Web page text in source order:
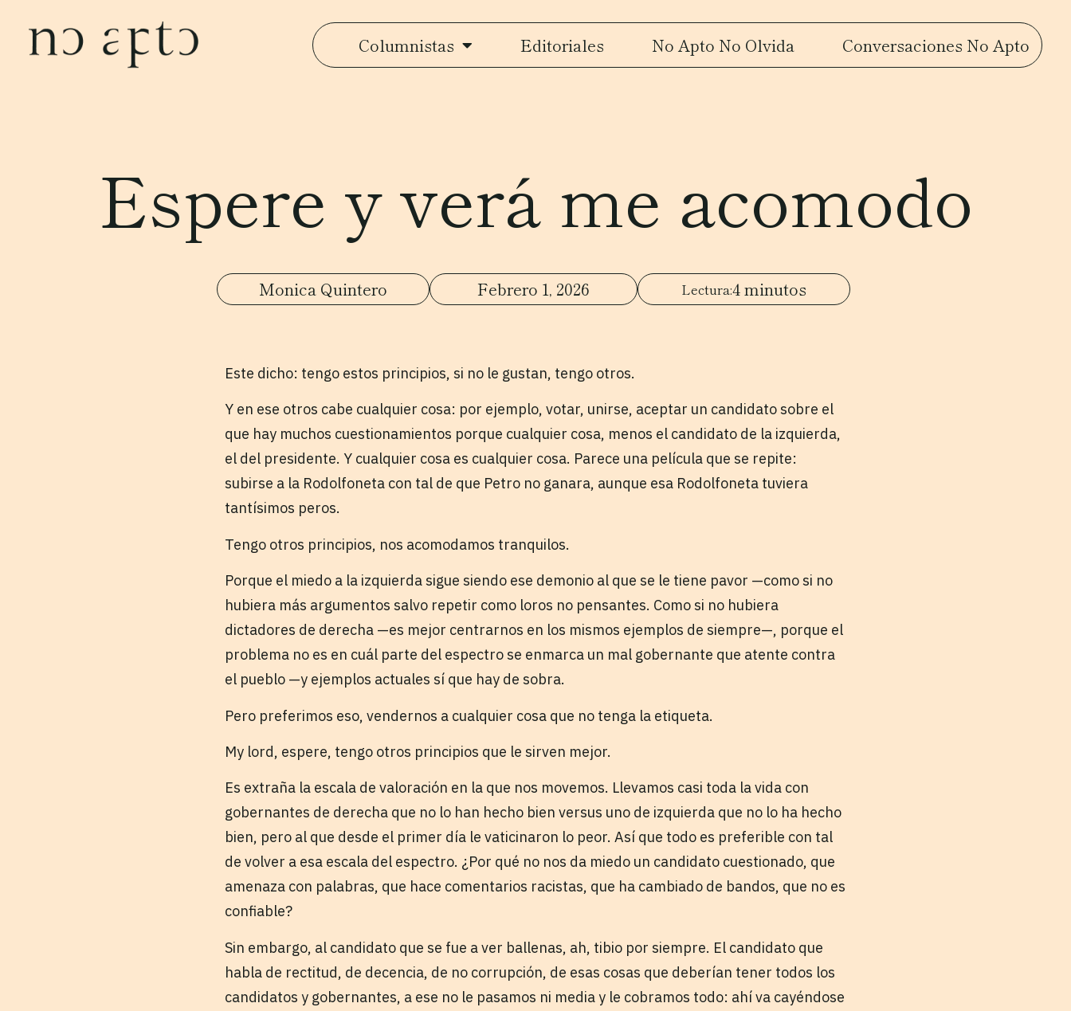
Columnistas Editoriales No Apto No Olvida Conversaciones No Apto
Espere y verá me acomodo
Monica Quintero Febrero 1, 2026 4 minutos
Este dicho: tengo estos principios, si no le gustan, tengo otros.
Y en ese otros cabe cualquier cosa: por ejemplo, votar, unirse, aceptar un candidato sobre el
que hay muchos cuestionamientos porque cualquier cosa, menos el candidato de la izquierda,
el del presidente. Y cualquier cosa es cualquier cosa. Parece una película que se repite:
subirse a la Rodolfoneta con tal de que Petro no ganara, aunque esa Rodolfoneta tuviera
tantísimos peros.
Tengo otros principios, nos acomodamos tranquilos.
Porque el miedo a la izquierda sigue siendo ese demonio al que se le tiene pavor —como si no
hubiera más argumentos salvo repetir como loros no pensantes. Como si no hubiera
dictadores de derecha —es mejor centrarnos en los mismos ejemplos de siempre—, porque el
problema no es en cuál parte del espectro se enmarca un mal gobernante que atente contra
el pueblo —y ejemplos actuales sí que hay de sobra.
Pero preferimos eso, vendernos a cualquier cosa que no tenga la etiqueta.
My lord, espere, tengo otros principios que le sirven mejor.
Es extraña la escala de valoración en la que nos movemos. Llevamos casi toda la vida con
gobernantes de derecha que no lo han hecho bien versus uno de izquierda que no lo ha hecho
bien, pero al que desde el primer día le vaticinaron lo peor. Así que todo es preferible con tal
de volver a esa escala del espectro. ¿Por qué no nos da miedo un candidato cuestionado, que
amenaza con palabras, que hace comentarios racistas, que ha cambiado de bandos, que no es
confiable?
Sin embargo, al candidato que se fue a ver ballenas, ah, tibio por siempre. El candidato que
habla de rectitud, de decencia, de no corrupción, de esas cosas que deberían tener todos los
candidatos y gobernantes, a ese no le pasamos ni media y le cobramos todo: ahí va cayéndose